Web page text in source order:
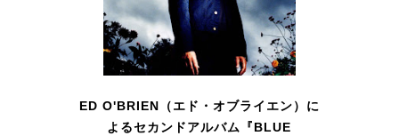
ED O'BRIEN（エド・オブライエン）に
よるセカンドアルバム『BLUE